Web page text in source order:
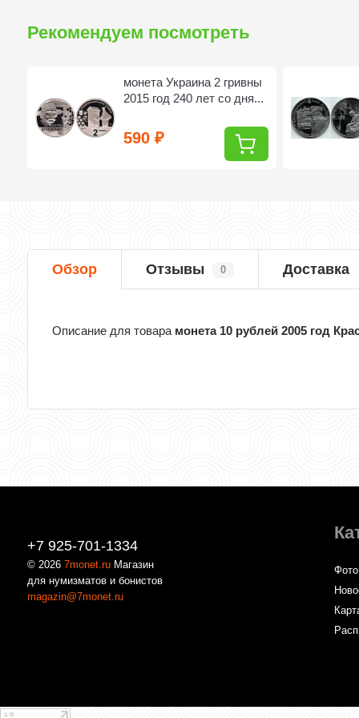
Рекомендуем посмотреть
монета Украина 2 гривны
2015 год 240 лет со дня...
590₽
Обзор Отзывы 0 Доставка
Описание для товара монета 10 рублей 2005 год
+7 925-701-1334
© 20267monet.ru Магазин
для нумизматов и бонистов
magazin@7monet.ru
Фото